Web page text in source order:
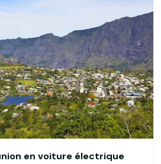
en voiture électrique